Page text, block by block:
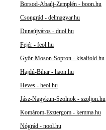
Borsod-Abaúj-Zemplén - boon.hu
Csongrád - delmagyar.hu
Dunaújváros - duol.hu
Fejér - feol.hu
Győr-Moson-Sopron - kisalfold.hu
Hajdú-Bihar - haon.hu
Heves - heol.hu
Jász-Nagykun-Szolnok - szoljon.hu
Komárom-Esztergom - kemma.hu
Nógrád - nool.hu